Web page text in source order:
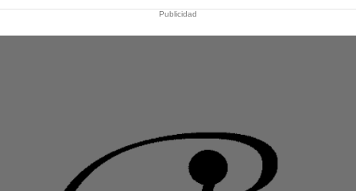
Publicidad